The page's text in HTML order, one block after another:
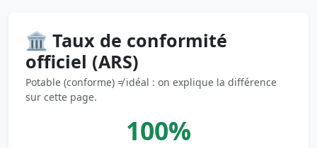
🏛️ Taux de conformité
officiel (ARS)
Potable (conforme) ≠ idéal : on explique la différence
sur cette page.
100%